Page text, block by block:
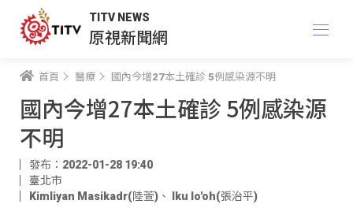
TITV NEWS
原視新聞網
首頁 醫療 國內今增27本土確診 5例感染源不明
國內今增27本土確診 5例感染源
不明
發布：2022-01-28 19:40
臺北市
Kimliyan Masikadr(陸萱) 、 Iku lo'oh(張治平)